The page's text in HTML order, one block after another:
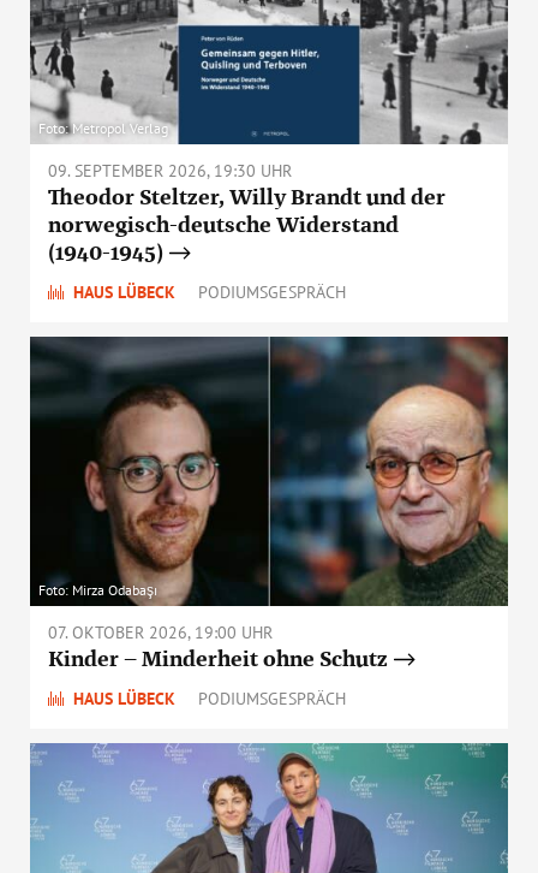
Foto: Metropol Verlag
09. SEPTEMBER 2026, 19:30 UHR
Theodor Steltzer, Willy Brandt und der
norwegisch-deutsche Widerstand
(1940-1945)
HAUS LÜBECK PODIUMSGESPRÄCH
Foto: Mirza Odabaşı
07. OKTOBER 2026, 19:00 UHR
Kinder – Minderheit ohne Schutz
HAUS LÜBECK PODIUMSGESPRÄCH